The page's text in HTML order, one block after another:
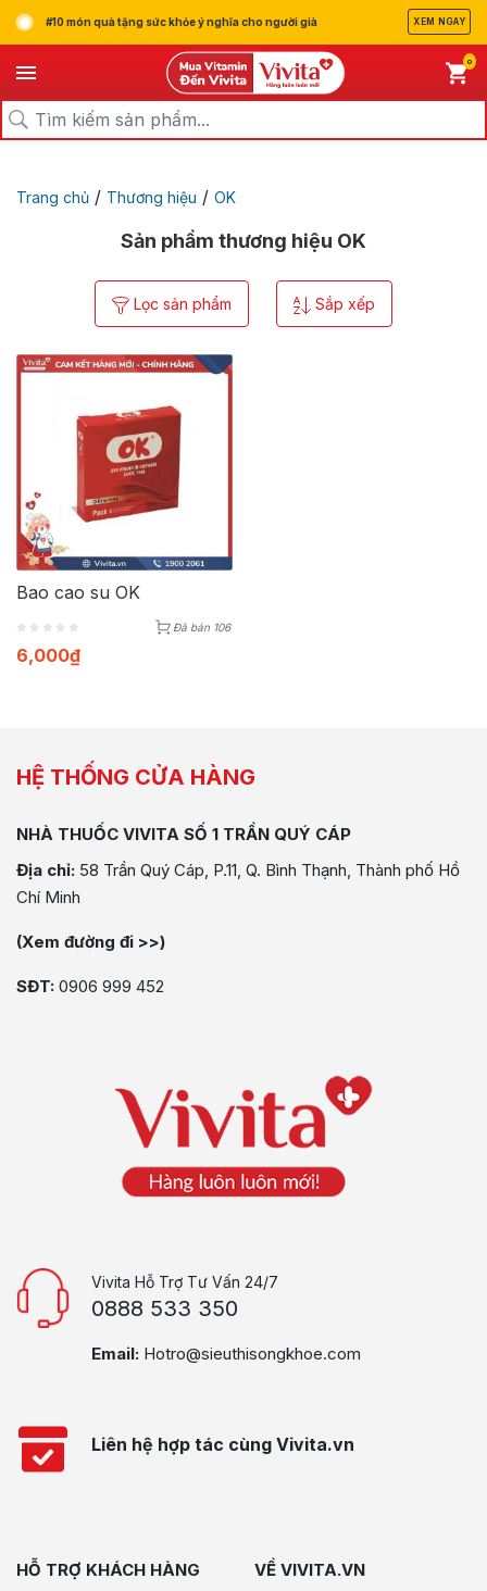
#10 món quà tặng sức khỏe ý nghĩa cho người già XEM NGAY
0
Trang chủ / Thương hiệu / OK
Sản phẩm thương hiệu OK
Lọc sản phẩm Sắp xếp
Bao cao su OK
Đã bán 106
6,000₫
HỆ THỐNG CỬA HÀNG
NHÀ THUỐC VIVITA SỐ 1 TRẦN QUÝ CÁP
Địa chỉ: 58 Trần Quý Cáp, P.11, Q. Bình Thạnh, Thành phố Hồ
Chí Minh
(Xem đường đi >>)
SĐT: 0906 999 452
Vivita Hỗ Trợ Tư Vấn 24/7
0888 533 350
Email: Hotro@sieuthisongkhoe.com
Liên hệ hợp tác cùng Vivita.vn
HỖ TRỢ KHÁCH HÀNG VỀ VIVITA.VN